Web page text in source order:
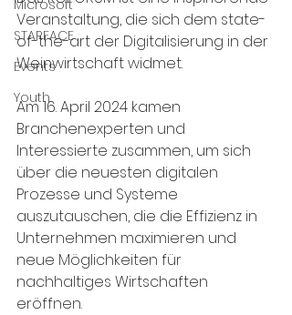
Microsoft
STARFACE
Events
Youth
Veranstaltung, die sich dem state-
of-the-art der Digitalisierung in der
Weinwirtschaft widmet.
Am 16. April 2024 kamen
Branchenexperten und
Interessierte zusammen, um sich
über die neuesten digitalen
Prozesse und Systeme
auszutauschen, die die Effizienz in
Unternehmen maximieren und
neue Möglichkeiten für
nachhaltiges Wirtschaften
eröffnen.